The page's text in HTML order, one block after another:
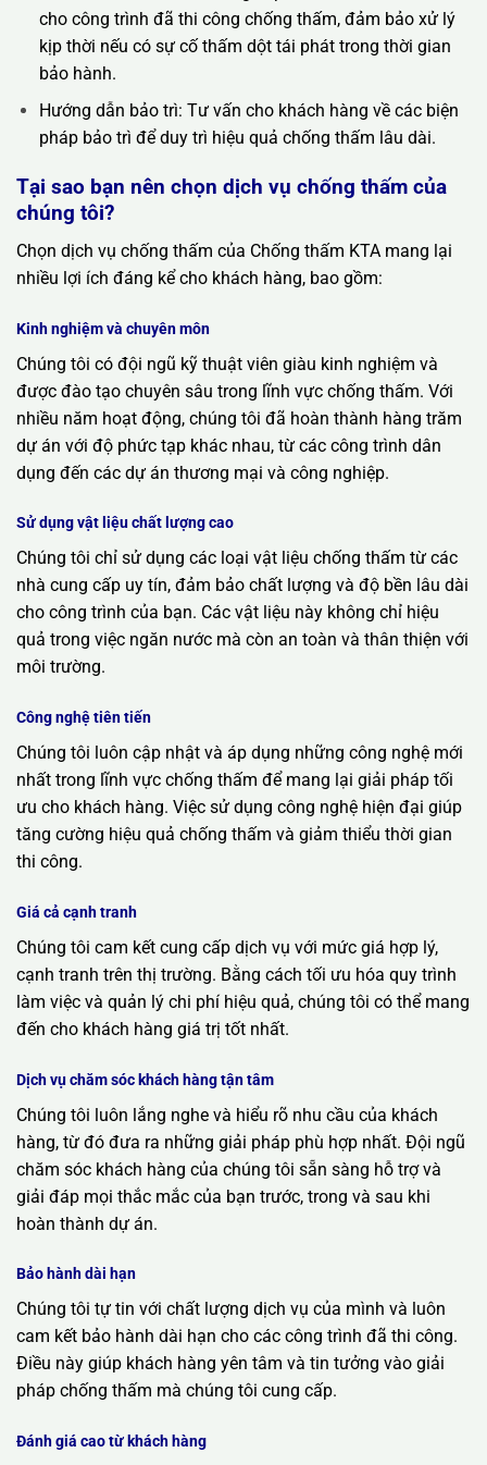
cho công trình đã thi công chống thấm, đảm bảo xử lý
kịp thời nếu có sự cố thấm dột tái phát trong thời gian
bảo hành.
Hướng dẫn bảo trì: Tư vấn cho khách hàng về các biện
pháp bảo trì để duy trì hiệu quả chống thấm lâu dài.
Tại sao bạn nên chọn dịch vụ chống thấm của
chúng tôi?
Chọn dịch vụ chống thấm của Chống thấm KTA mang lại
nhiều lợi ích đáng kể cho khách hàng, bao gồm:
Kinh nghiệm và chuyên môn
Chúng tôi có đội ngũ kỹ thuật viên giàu kinh nghiệm và
được đào tạo chuyên sâu trong lĩnh vực chống thấm. Với
nhiều năm hoạt động, chúng tôi đã hoàn thành hàng trăm
dự án với độ phức tạp khác nhau, từ các công trình dân
dụng đến các dự án thương mại và công nghiệp.
Sử dụng vật liệu chất lượng cao
Chúng tôi chỉ sử dụng các loại vật liệu chống thấm từ các
nhà cung cấp uy tín, đảm bảo chất lượng và độ bền lâu dài
cho công trình của bạn. Các vật liệu này không chỉ hiệu
quả trong việc ngăn nước mà còn an toàn và thân thiện với
môi trường.
Công nghệ tiên tiến
Chúng tôi luôn cập nhật và áp dụng những công nghệ mới
nhất trong lĩnh vực chống thấm để mang lại giải pháp tối
ưu cho khách hàng. Việc sử dụng công nghệ hiện đại giúp
tăng cường hiệu quả chống thấm và giảm thiểu thời gian
thi công.
Giá cả cạnh tranh
Chúng tôi cam kết cung cấp dịch vụ với mức giá hợp lý,
cạnh tranh trên thị trường. Bằng cách tối ưu hóa quy trình
làm việc và quản lý chi phí hiệu quả, chúng tôi có thể mang
đến cho khách hàng giá trị tốt nhất.
Dịch vụ chăm sóc khách hàng tận tâm
Chúng tôi luôn lắng nghe và hiểu rõ nhu cầu của khách
hàng, từ đó đưa ra những giải pháp phù hợp nhất. Đội ngũ
chăm sóc khách hàng của chúng tôi sẵn sàng hỗ trợ và
giải đáp mọi thắc mắc của bạn trước, trong và sau khi
hoàn thành dự án.
Bảo hành dài hạn
Chúng tôi tự tin với chất lượng dịch vụ của mình và luôn
cam kết bảo hành dài hạn cho các công trình đã thi công.
Điều này giúp khách hàng yên tâm và tin tưởng vào giải
pháp chống thấm mà chúng tôi cung cấp.
Đánh giá cao từ khách hàng